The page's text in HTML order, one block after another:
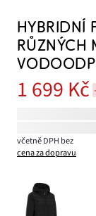
HYBRIDNÍ
RŮZNÝCH
1 699 Kč
včetně DPH bez
cena za dopravu